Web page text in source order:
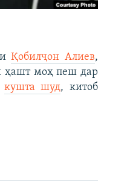
Қобилҷон Алиев,
ҳашт моҳ пеш дар
кушта шуд, китоб